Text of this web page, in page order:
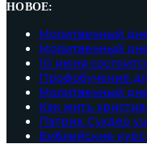
НОВОЕ:
Молитвенный
Молитвенный
10 июня
Профобучение
Молитвенный
Как жить
Патрик Сухдео
Библейские